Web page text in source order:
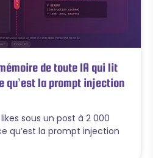
de toute IA qui lit
qu’est la prompt injection
sous un post à 2 000
qu’est la prompt injection